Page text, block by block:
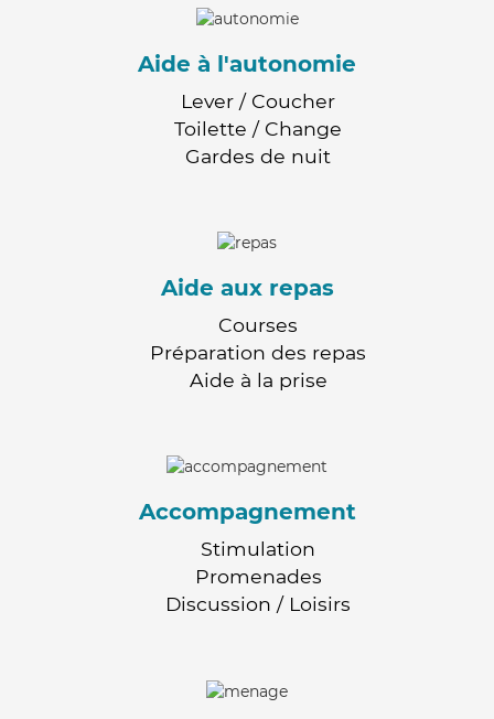
Aide à l'autonomie
Lever / Coucher
Toilette / Change
Gardes de nuit
Aide aux repas
Courses
Préparation des repas
Aide à la prise
Accompagnement
Stimulation
Promenades
Discussion / Loisirs